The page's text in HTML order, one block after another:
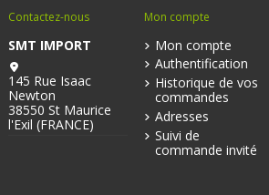
Contactez-nous
SMT IMPORT
145 Rue Isaac
Newton
38550 St Maurice
l'Exil (FRANCE)
Mon compte
Mon compte
Authentification
Historique de vos
commandes
Adresses
Suivi de
commande invité